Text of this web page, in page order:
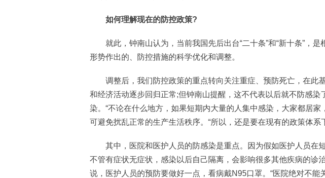
如何理解现在的防控政策?
就此，钟南山认为，当前我国先后出台“二十条”和“新十条”，是
形势作出的、防控措施的科学优化和调整。
调整后，我们防控政策的重点转向关注重症、预防死亡，在此
和经济活动逐步回归正常;但钟南山提醒，这不代表以后就不防感染
染。“不论在什么地方，如果短期内大量的人集中感染，大家都居家
可避免扰乱正常的生产生活秩序。“所以，还是要在现有的政策体系
其中，医院和医护人员的防感染是重点。因为假如医护人员在短
不管有症状无症状，感染以后自己隔离，会影响很多其他疾病的诊
说，医护人员的预防要做好一点，看病戴N95口罩。“医院绝对不能